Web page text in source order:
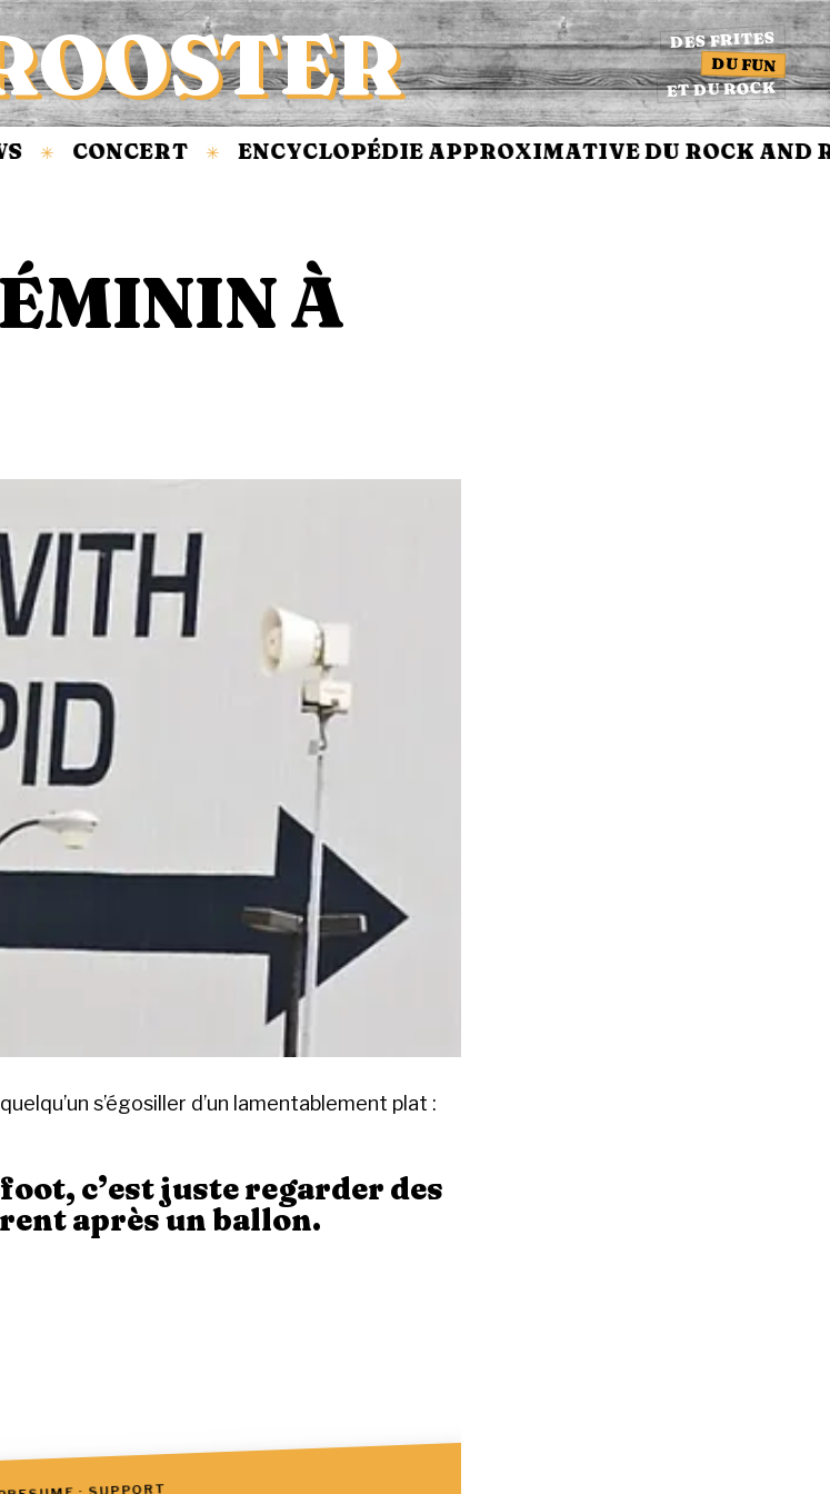
DES FRITES
DU FUN
ET DU ROCK
✳ CONCERT ✳ ENCYCLOPÉDIE APPROXIMATIVE DU ROCK AND
À
s’égosiller d’un lamentablement plat :
c’est juste regarder des
après un ballon.